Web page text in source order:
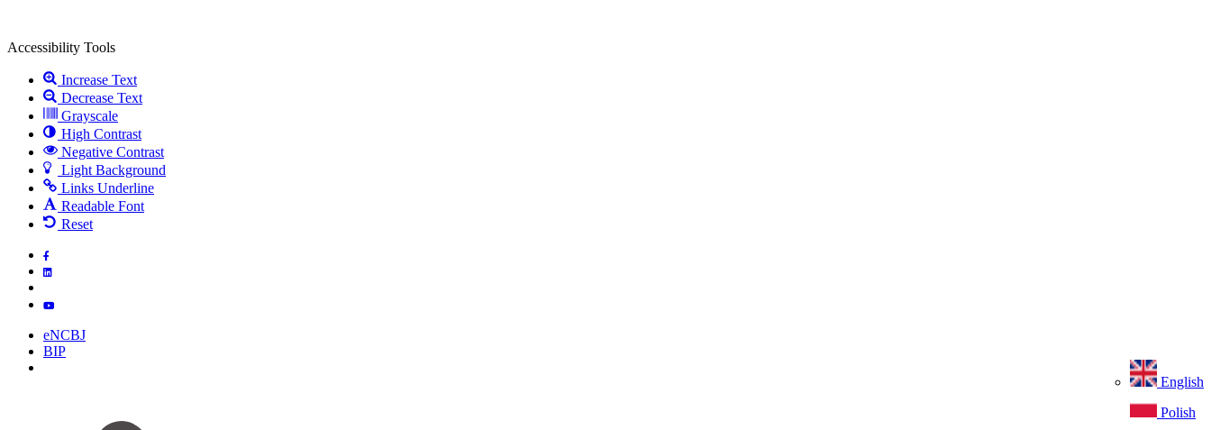
Accessibility Tools
Increase Text
Decrease Text
Grayscale
High Contrast
Negative Contrast
Light Background
Links Underline
Readable Font
Reset
Skip
main
content
eNCBJ
BIP
English
Polish